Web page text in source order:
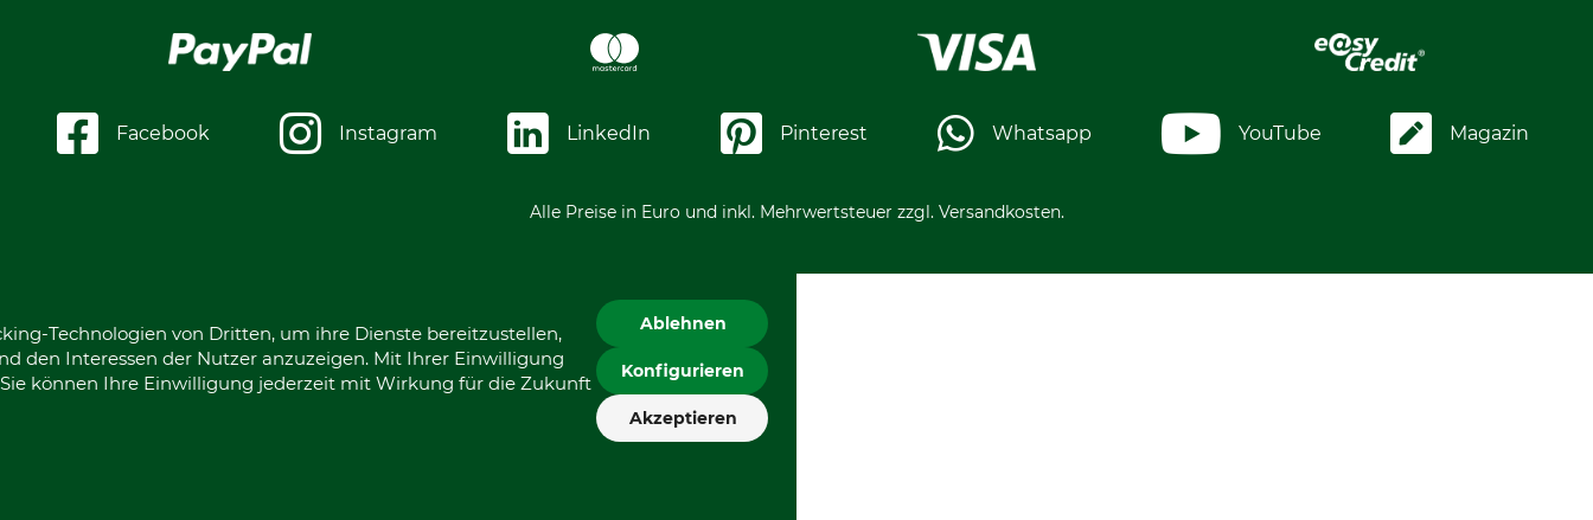
Facebook Instagram LinkedIn Pinterest Whatsapp YouTube Magazin
Alle Preise in Euro und inkl. Mehrwertsteuer zzgl. Versandkosten.
Technologien von Dritten, um ihre Dienste bereitzustellen,
den Interessen der Nutzer anzuzeigen. Mit Ihrer Einwilligung
können Ihre Einwilligung jederzeit mit Wirkung für die Zukunft
Ablehnen
Konfigurieren
Akzeptieren